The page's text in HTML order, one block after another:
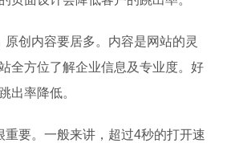
原创内容要居多。内容是网站的灵
全方位了解企业信息及专业度。好
出率降低。
重要。一般来讲，超过4秒的打开速